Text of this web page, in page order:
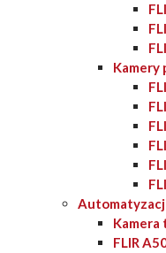
Kamery
FLIR